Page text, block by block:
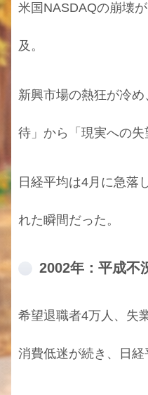
米国NASDAQの崩壊
及。
新興市場の熱狂が冷
待」から「現実への失
日経平均は4月に急落
れた瞬間だった。
2002年：平成不
希望退職者4万人、失
消費低迷が続き、日経